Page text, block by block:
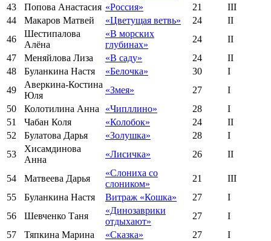
43
Попова Анастасия «Россия» 21
III
44
Макаров Матвей «Цветущая ветвь» 24
II
46
Шестипалова
Алёна
«В морских
глубинах»
24
II
47
Меняйлова Лиза «В саду» 24
II
48
Буланкина Настя «Белочка» 30
I
49
Аверкина-Костина
Юля
«Змея» 27
I
50
Колотилина Анна «Чипллино» 28
I
51
Чабан Коля «Колобок» 24
II
52
Булатова Дарья «Золушка» 28
I
53
Хисамдинова
Анна
«Лисичка» 26 II
54 Матвеева Дарья
«Слониха со
слоником»
21
III
55
Буланкина Настя Витраж «Кошка» 27
I
56
Шевченко Таня
«Динозаврики
отдыхают»
27
I
57
Тяпкина Марина «Сказка» 27
I